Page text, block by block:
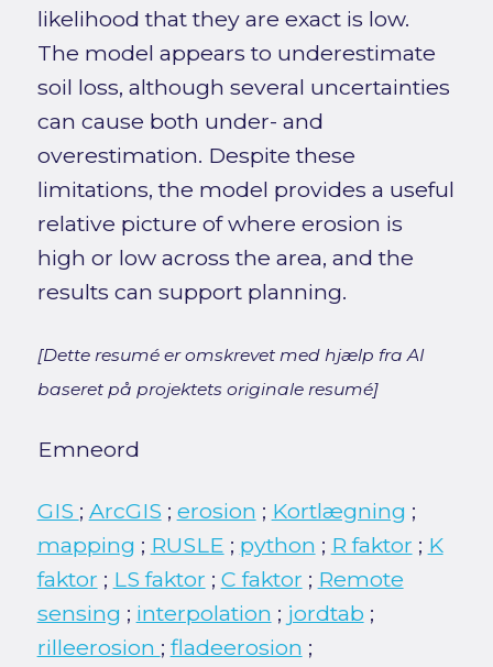
likelihood that they are exact is low.
The model appears to underestimate
soil loss, although several uncertainties
can cause both under- and
overestimation. Despite these
limitations, the model provides a useful
relative picture of where erosion is
high or low across the area, and the
results can support planning.
[Dette resumé er omskrevet med hjælp fra AI
baseret på projektets originale resumé]
Emneord
GIS ; ArcGIS ; erosion ; Kortlægning ;
mapping ; RUSLE ; python ; R faktor ; K
faktor ; LS faktor ; C faktor ; Remote
sensing ; interpolation ; jordtab ;
rilleerosion ; fladeerosion ;